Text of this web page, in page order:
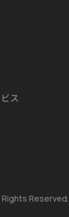
ス
Rights Reserved.